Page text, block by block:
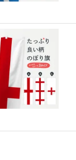
27931
28768
29601
30430